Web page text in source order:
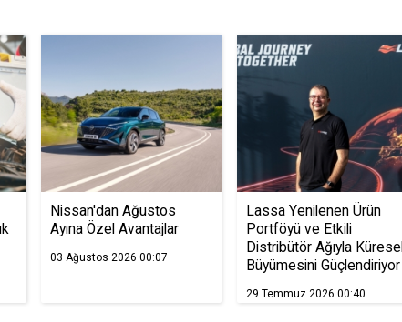
Nissan'dan Ağustos
Ayına Özel Avantajlar
03 Ağustos 2026 00:07
Lassa Yenilenen Ürün
Portföyü ve Etkili
Distribütör Ağıyla Küresel
Büyümesini Güçlendiriyor
29 Temmuz 2026 00:40